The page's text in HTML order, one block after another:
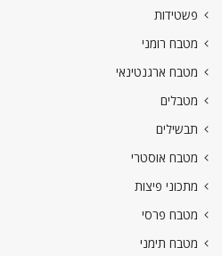
פשטידות
מטבח רומני
מטבח ארגנטינאי
מטבלים
תבשילים
מטבח אוסטרי
מתכוני פיצות
מטבח פרסי
מטבח תימני